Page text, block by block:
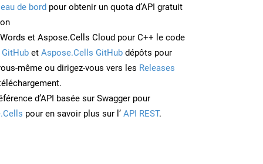
de bord pour obtenir un quota d’API gratuit
et Aspose.Cells Cloud pour C++ le code
et Aspose.Cells GitHub dépôts pour
même ou dirigez-vous vers les Releases
d’API basée sur Swagger pour
pour en savoir plus sur l’ API REST.